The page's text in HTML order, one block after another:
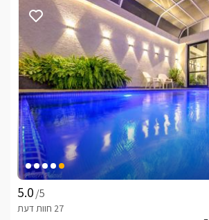
ונעימים.במתחם החיצוני בריכת שחייה מפוארת, מחוממת ומקורה
תה חמימה באוירה רומנטית וקסומה.
מפואר ומטופח
במתחם החוץ המשותף לאורחי בקתות אגם נמצאת בריכת שחייה
מרשימה ויפה שבחורף מקורה ומחוממת, סביבה כיסאות, מיטות
שיזוף נוחות וערסלים, וכמובן פינות ישיבה מפוארות. המתחם עשיר
בצמחייה ירוקה ועצים ובלילה נצבע בתאורת לילה קסומה ורומנטית,
לרשות אורחי המתחם פינת ברביקיו (לא ניתן לעשות מנגל בשבת)
ושולחן סעודה.
/5